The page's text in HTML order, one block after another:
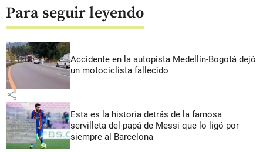
Para seguir leyendo
Accidente en la autopista Medellín-Bogotá dejó
un motociclista fallecido
share
Esta es la historia detrás de la famosa
servilleta del papá de Messi que lo ligó por
siempre al Barcelona